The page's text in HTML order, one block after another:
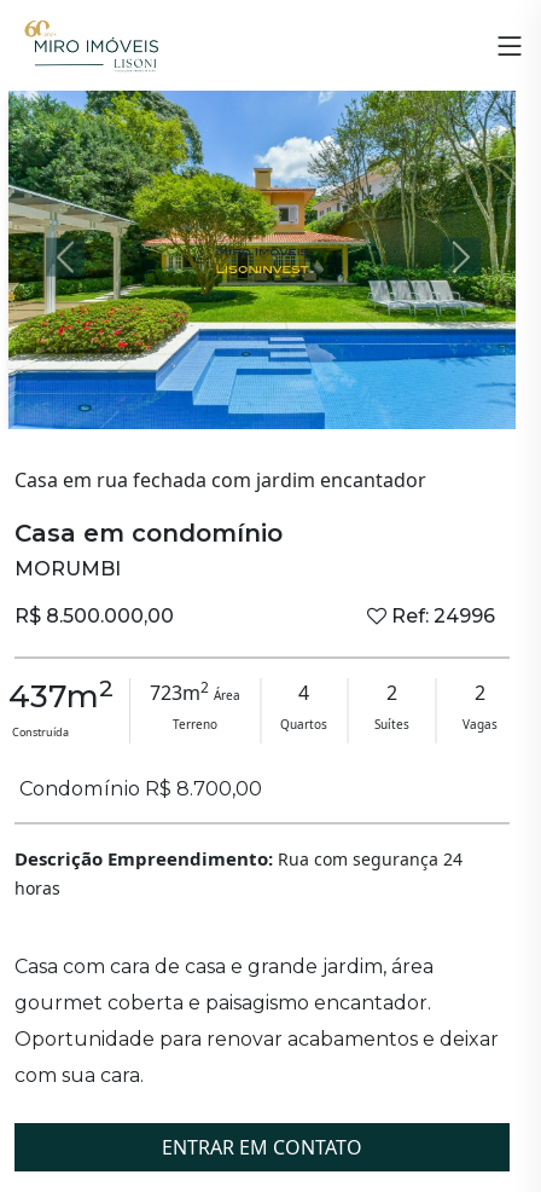
Previous Next
Casa em rua fechada com jardim encantador
Casa em condomínio
MORUMBI
R$ 8.500.000,00 Ref: 24996
437m2
Construída
723m2 Área
Terreno
4
Quartos
2
Suítes
2
Vagas
Condomínio R$ 8.700,00
Descrição Empreendimento: Rua com segurança 24
horas
Casa com cara de casa e grande jardim, área
gourmet coberta e paisagismo encantador.
Oportunidade para renovar acabamentos e deixar
com sua cara.
ENTRAR EM CONTATO